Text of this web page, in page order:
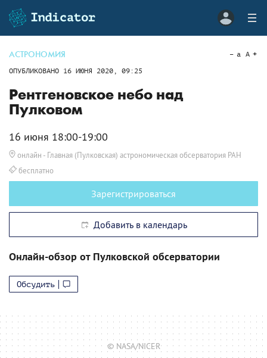
АСТРОНОМИЯ
ОПУБЛИКОВАНО 16 ИЮНЯ 2020, 09:25
a A
Рентгеновское небо над
Пулковом
16 июня 18:00-19:00
онлайн - Главная (Пулковская) астрономическая обсерватория РАН
бесплатно
Зарегистрироваться
Добавить в календарь
Онлайн-обзор от Пулковской обсерватории
Обсудить
© NASA/NICER